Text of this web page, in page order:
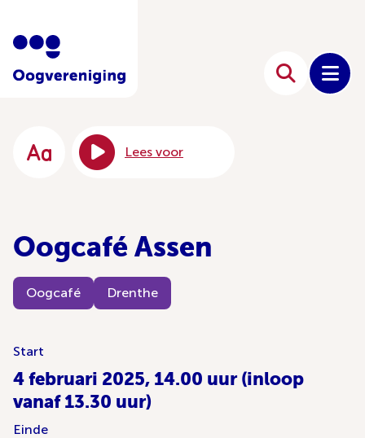
Lees voor
Oogcafé Assen
Oogcafé Drenthe
Start
4 februari 2025, 14.00 uur (inloop
vanaf 13.30 uur)
Einde